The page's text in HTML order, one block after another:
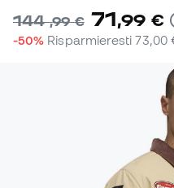
144,99 € 71,99 €
-50% Risparmieresti73,00